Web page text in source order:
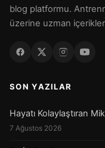
blog platformu.
üzerine uzman
SON YAZILAR
Hayatı Kolaylaştıran
7 Ağustos 2026